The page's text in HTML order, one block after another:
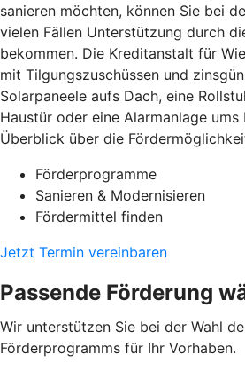
sanieren möchten, können Sie bei
vielen Fällen Unterstützung durch
bekommen. Die Kreditanstalt für
mit Tilgungszuschüssen und
Solarpaneele aufs Dach, eine
Haustür oder eine Alarmanlage ums
Überblick über die
Förderprogramme
Sanieren & Modernisieren
Fördermittel finden
Jetzt Termin vereinbaren
Passende Förderung
Wir unterstützen Sie bei der Wahl
Förderprogramms für Ihr Vorhaben.